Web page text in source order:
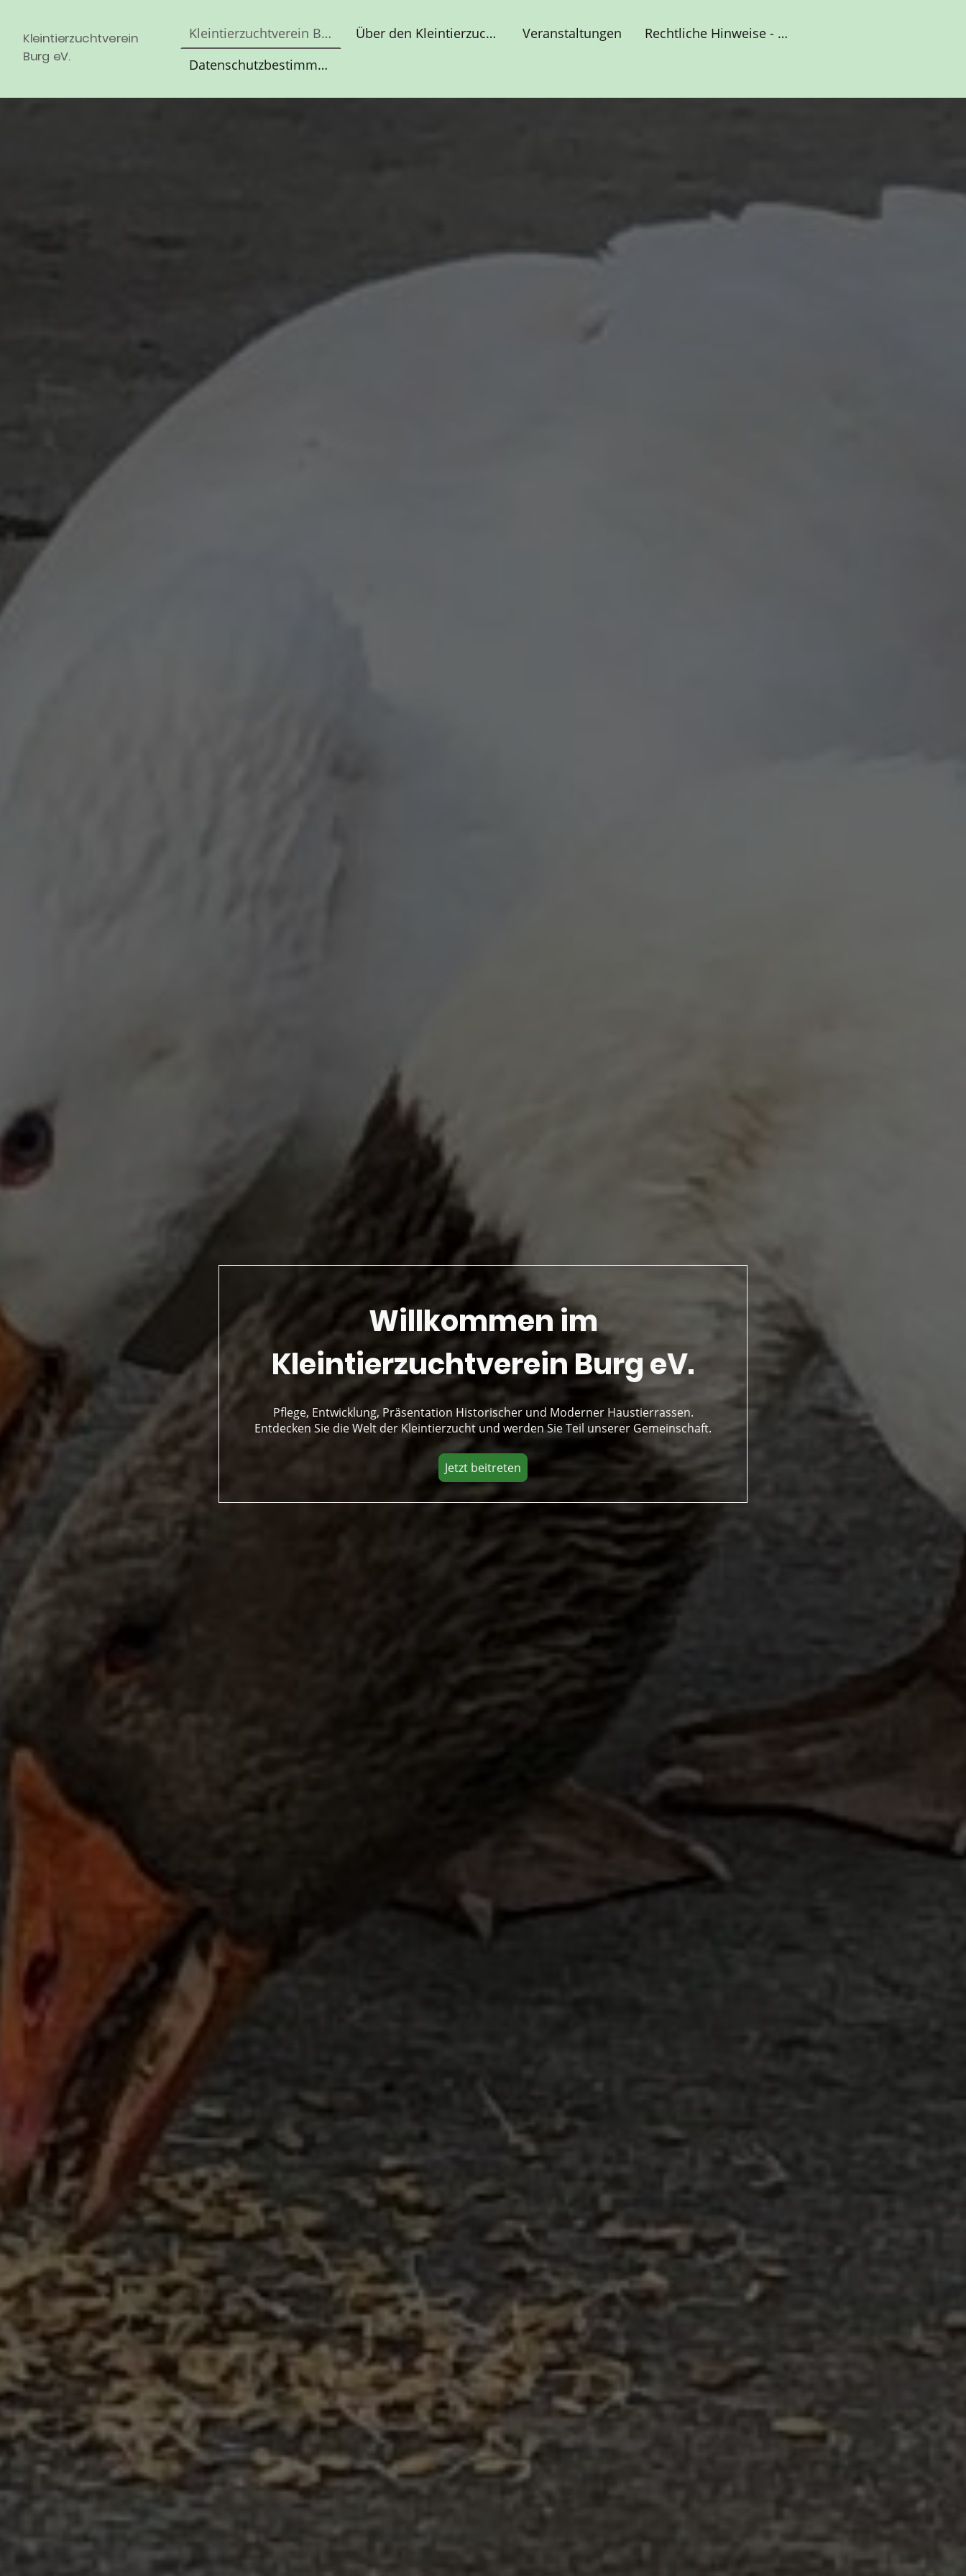
Kleintierzuchtverein
Burg eV.
Kleintierzuchtverein Burg eV - Ihr Expertenclub für Kleintierhaltung Über den Kleintierzuchtverein Burg eV - Unsere Mission und Werte Veranstaltungen
Rechtliche Hinweise - Informationen zum Kleintierzuchtverein Burg eV
Datenschutzbestimmungen - Ihre Daten sind bei uns sicher
Willkommen im
Kleintierzuchtverein Burg eV.
Pflege, Entwicklung, Präsentation Historischer und Moderner Haustierrassen.
Entdecken Sie die Welt der Kleintierzucht und werden Sie Teil unserer Gemeinschaft.
Jetzt beitreten